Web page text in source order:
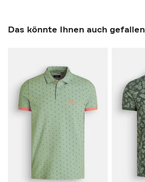
Das könnte Ihnen auch gefallen